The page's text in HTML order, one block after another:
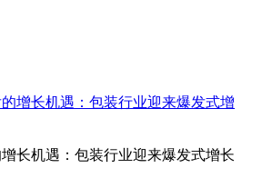
长机遇：包装行业迎来爆发式增长